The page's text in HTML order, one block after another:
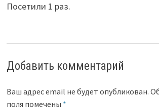
Посетили 1 раз.
Добавить комментарий
Ваш адрес email не будет опубликован.
поля помечены *